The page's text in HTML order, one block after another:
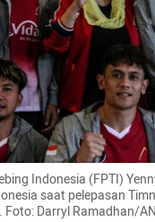
Indonesia (FPTI)
saat pelepasan
Darryl Ramadhan/